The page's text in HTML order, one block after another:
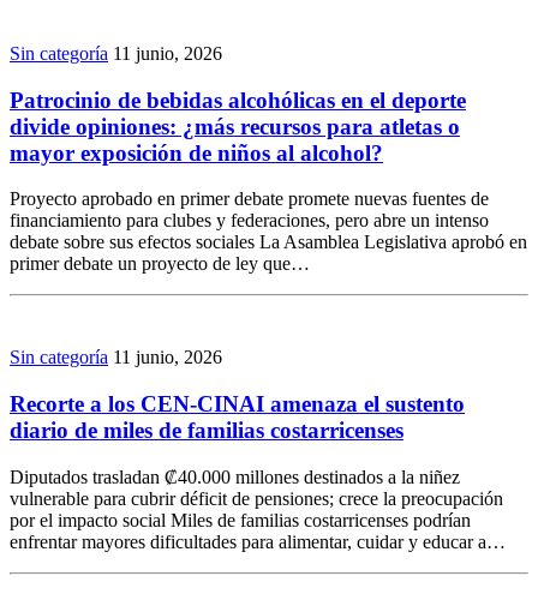
Sin categoría 11 junio, 2026
Patrocinio de bebidas alcohólicas en el deporte
divide opiniones: ¿más recursos para atletas o
mayor exposición de niños al alcohol?
Proyecto aprobado en primer debate promete nuevas fuentes de
financiamiento para clubes y federaciones, pero abre un intenso
debate sobre sus efectos sociales La Asamblea Legislativa aprobó en
primer debate un proyecto de ley que…
Sin categoría 11 junio, 2026
Recorte a los CEN-CINAI amenaza el sustento
diario de miles de familias costarricenses
Diputados trasladan ₡40.000 millones destinados a la niñez
vulnerable para cubrir déficit de pensiones; crece la preocupación
por el impacto social Miles de familias costarricenses podrían
enfrentar mayores dificultades para alimentar, cuidar y educar a…